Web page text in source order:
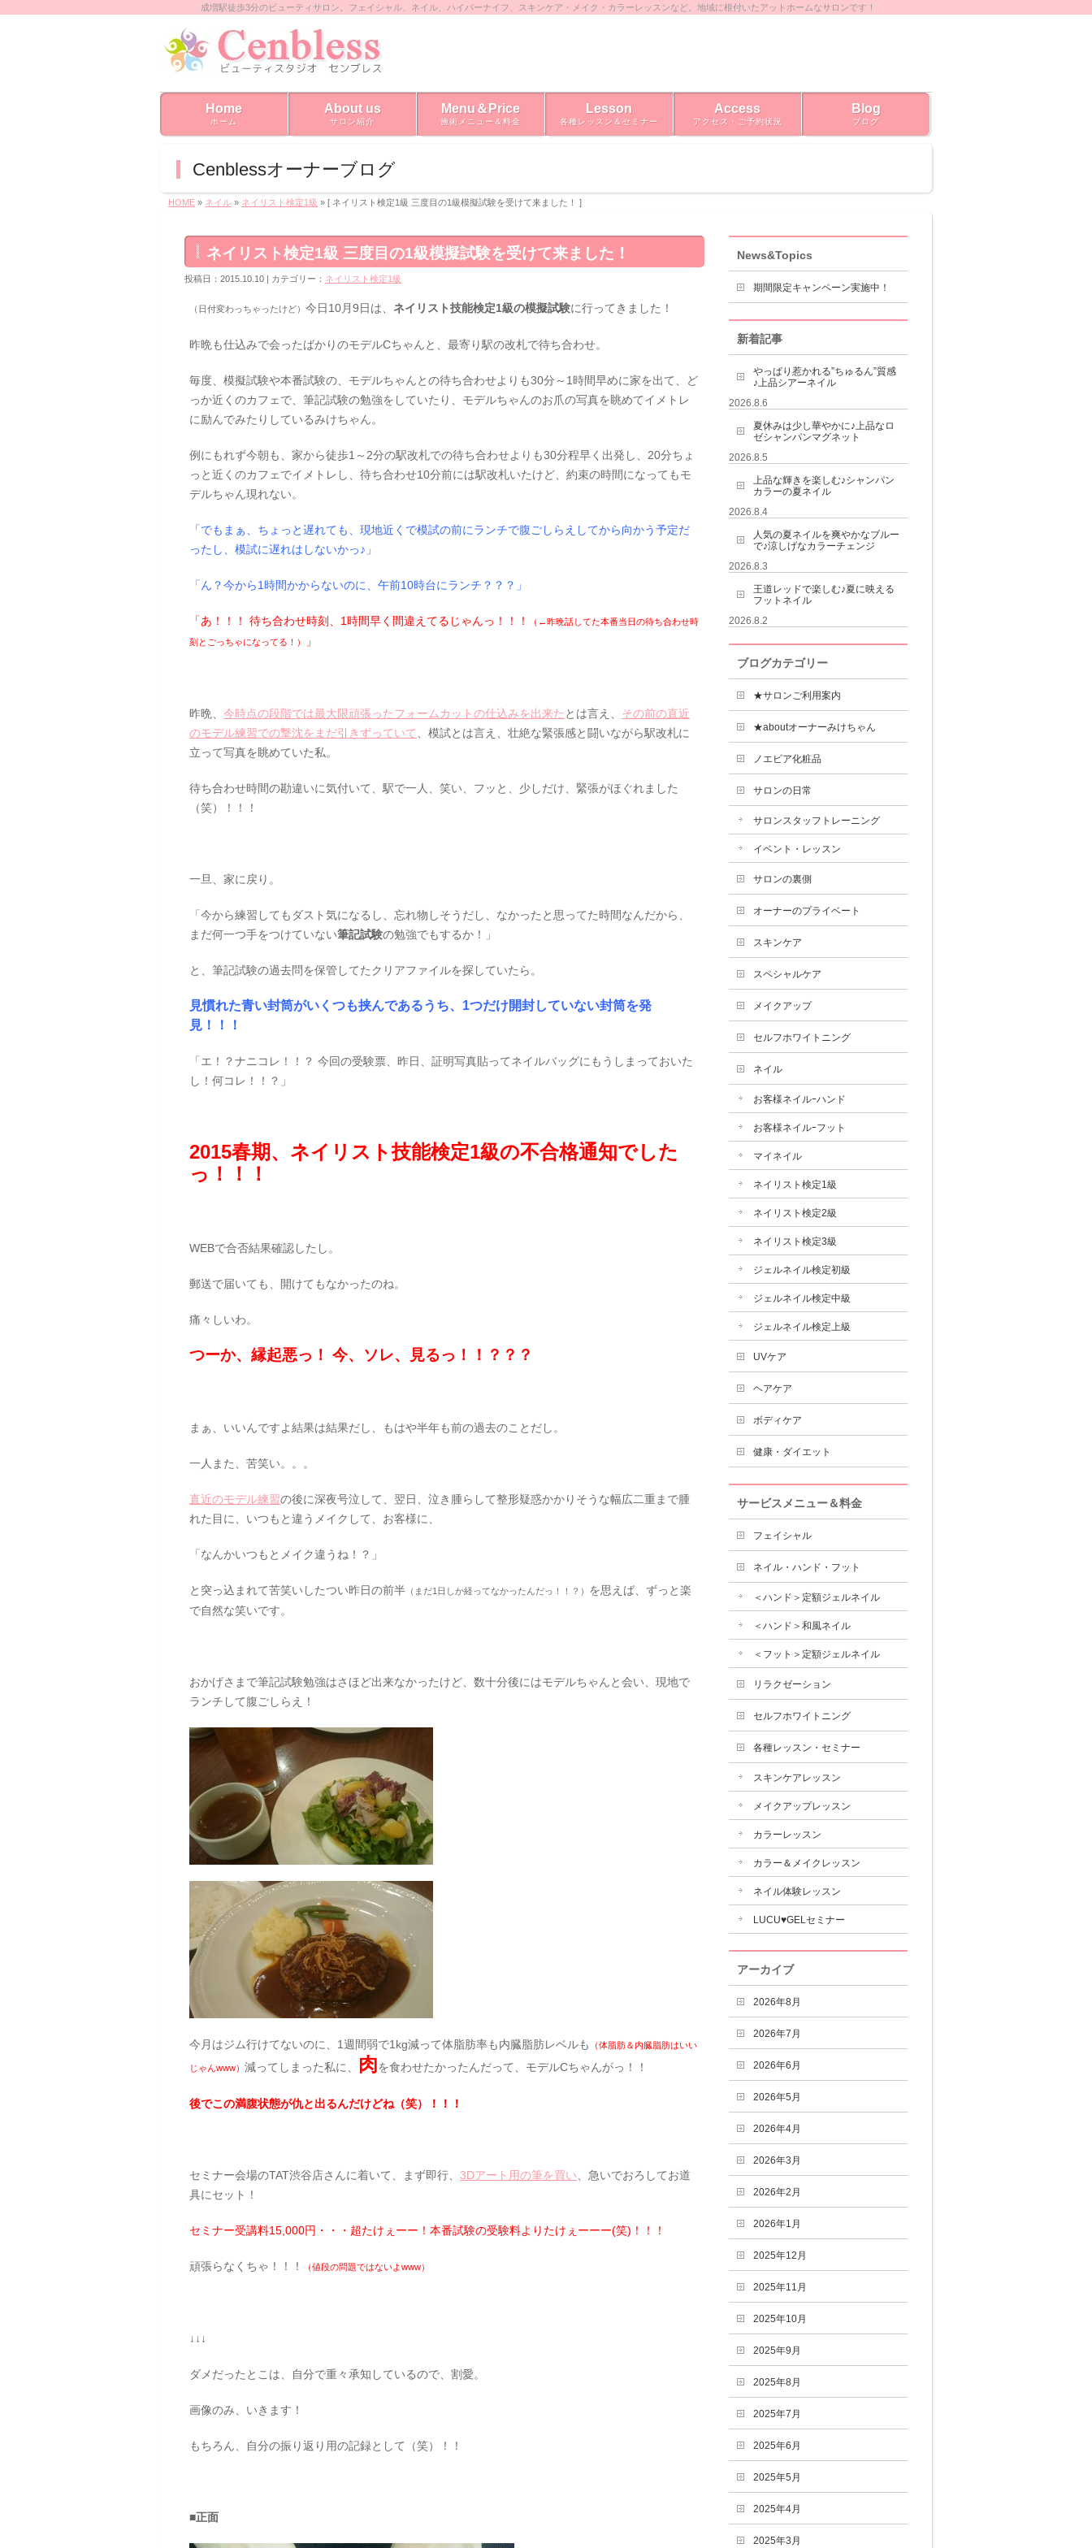
成増駅徒歩3分のビューティサロン。フェイシャル、ネイル、ハイパーナイフ、スキンケア・メイク・カラーレッスンなど。地域に根付いたアットホームなサロンです！
Home
ホーム
About us
サロン紹介
Menu＆Price
施術メニュー＆料金
Lesson
各種レッスン＆セミナー
Access
アクセス・ご予約状況
Blog
ブログ
Cenblessオーナーブログ
HOME » ネイル » ネイリスト検定1級 » [ ネイリスト検定1級 三度目の1級模擬試験を受けて来ました！ ]
ネイリスト検定1級 三度目の1級模擬試験を受けて来ました！
投稿日：2015.10.10 | カテゴリー： ネイリスト検定1級
（日付変わっちゃったけど） 今日10月9日は、 ネイリスト技能検定1級の模擬試験に行ってきました！
昨晩も仕込みで会ったばかりのモデルCちゃんと、最寄り駅の改札で待ち合わせ。
毎度、模擬試験や本番試験の、モデルちゃんとの待ち合わせよりも30分～1時間早めに家を出て、ど
っか近くのカフェで、筆記試験の勉強をしていたり、モデルちゃんのお爪の写真を眺めてイメトレ
に励んでみたりしているみけちゃん。
例にもれず今朝も、家から徒歩1～2分の駅改札での待ち合わせよりも30分程早く出発し、20分ちょ
っと近くのカフェでイメトレし、待ち合わせ10分前には駅改札いたけど、約束の時間になってもモ
デルちゃん現れない。
「でもまぁ、ちょっと遅れても、現地近くで模試の前にランチで腹ごしらえしてから向かう予定だ
ったし、模試に遅れはしないかっ♪」
「ん？今から1時間かからないのに、午前10時台にランチ？？？」
「あ！！！ 待ち合わせ時刻、1時間早く間違えてるじゃんっ！！！ （←昨晩話してた本番当日の待ち合わせ時
刻とごっちゃになってる！） 」
昨晩、 今時点の段階では最大限頑張ったフォームカットの仕込みを出来た とは言え、 その前の直近
のモデル練習での撃沈をまだ引きずっていて
、模試とは言え、壮絶な緊張感と闘いながら駅改札に
立って写真を眺めていた私。
待ち合わせ時間の勘違いに気付いて、駅で一人、笑い、フッと、少しだけ、緊張がほぐれました
（笑）！！！
一旦、家に戻り。
「今から練習してもダスト気になるし、忘れ物しそうだし、なかったと思ってた時間なんだから、
まだ何一つ手をつけていない筆記試験の勉強でもするか！」
と、筆記試験の過去問を保管してたクリアファイルを探していたら。
見慣れた青い封筒がいくつも挟んであるうち、1つだけ開封していない封筒を発
見！！！
「エ！？ナニコレ！！？ 今回の受験票、昨日、証明写真貼ってネイルバッグにもうしまっておいた
し！何コレ！！？」
2015春期、ネイリスト技能検定1級の不合格通知でした
っ！！！
WEBで合否結果確認したし。
郵送で届いても、開けてもなかったのね。
痛々しいわ。
つーか、縁起悪っ！ 今、 ソレ、見るっ！！？？？
まぁ、いいんですよ結果は結果だし、もはや半年も前の過去のことだし。
一人また、苦笑い。。。
直近のモデル練習の後に深夜号泣して、翌日、泣き腫らして整形疑惑かかりそうな幅広二重まで腫
れた目に、いつもと違うメイクして、お客様に、
「なんかいつもとメイク違うね！？」
と突っ込まれて苦笑いしたつい昨日の前半 （まだ1日しか経ってなかったんだっ！！？） を思えば、ずっと楽
で自然な笑いです。
おかげさまで筆記試験勉強はさほど出来なかったけど、数十分後にはモデルちゃんと会い、現地で
ランチして腹ごしらえ！
今月はジム行けてないのに、1週間弱で1kg減って体脂肪率も内臓脂肪レベルも （体脂肪＆内臓脂肪はいい
じゃんwww） 減ってしまった私に、 肉を食わせたかったんだって、モデルCちゃんがっ！！
後でこの満腹状態が仇と出るんだけどね（笑）！！！
セミナー会場のTAT渋谷店さんに着いて、まず即行、 3Dアート用の筆を買い 、急いでおろしてお道
具にセット！
セミナー受講料15,000円・・・超たけぇーー！本番試験の受験料よりたけぇーーー(笑)！！！
頑張らなくちゃ！！！ （値段の問題ではないよwww）
↓↓↓
ダメだったとこは、自分で重々承知しているので、割愛。
画像のみ、いきます！
もちろん、自分の振り返り用の記録として（笑）！！
■正面
News&Topics
期間限定キャンペーン実施中！
新着記事
やっぱり惹かれる”ちゅるん”質感
♪上品シアーネイル
2026.8.6
夏休みは少し華やかに♪上品なロ
ゼシャンパンマグネット
2026.8.5
上品な輝きを楽しむ♪シャンパン
カラーの夏ネイル
2026.8.4
人気の夏ネイルを爽やかなブルー
で♪涼しげなカラーチェンジ
2026.8.3
王道レッドで楽しむ♪夏に映える
フットネイル
2026.8.2
ブログカテゴリー
★サロンご利用案内
★aboutオーナーみけちゃん
ノエビア化粧品
サロンの日常
サロンスタッフトレーニング
イベント・レッスン
サロンの裏側
オーナーのプライベート
スキンケア
スペシャルケア
メイクアップ
セルフホワイトニング
ネイル
お客様ネイルｰハンド
お客様ネイルｰフット
マイネイル
ネイリスト検定1級
ネイリスト検定2級
ネイリスト検定3級
ジェルネイル検定初級
ジェルネイル検定中級
ジェルネイル検定上級
UVケア
ヘアケア
ボディケア
健康・ダイエット
サービスメニュー＆料金
フェイシャル
ネイル・ハンド・フット
＜ハンド＞定額ジェルネイル
＜ハンド＞和風ネイル
＜フット＞定額ジェルネイル
リラクゼーション
セルフホワイトニング
各種レッスン・セミナー
スキンケアレッスン
メイクアップレッスン
カラーレッスン
カラー＆メイクレッスン
ネイル体験レッスン
LUCU♥GELセミナー
アーカイブ
2026年8月
2026年7月
2026年6月
2026年5月
2026年4月
2026年3月
2026年2月
2026年1月
2025年12月
2025年11月
2025年10月
2025年9月
2025年8月
2025年7月
2025年6月
2025年5月
2025年4月
2025年3月